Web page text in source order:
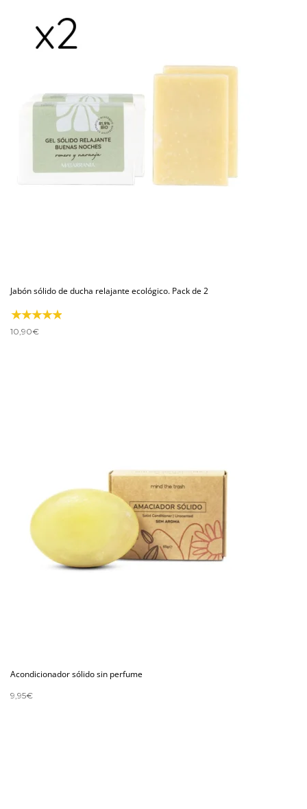
Jabón sólido de ducha relajante ecológico. Pack de 2
10,90€
Acondicionador sólido sin perfume
9,95€